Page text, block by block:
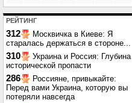
РЕЙТИНГ
312
Москвичка в Киеве: Я
старалась держаться в стороне...
310
Украина и Россия: Глубина
исторической пропасти
286
Россияне, привыкайте:
Перед вами Украина, которую вы
потеряли навсегда